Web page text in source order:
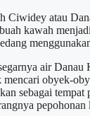
Ciwidey atau
kawah
air Danau
obyek-
sebagai tempat
pepohonan